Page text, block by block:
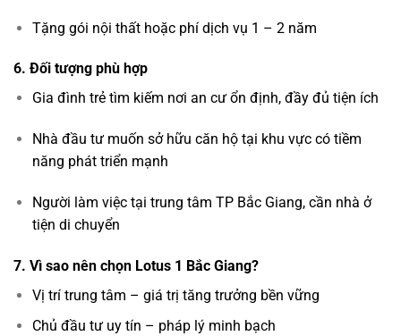
Tặng gói nội thất hoặc phí dịch vụ 1 – 2 năm
6. Đối tượng phù hợp
Gia đình trẻ tìm kiếm nơi an cư ổn định, đầy đủ tiện ích
Nhà đầu tư muốn sở hữu căn hộ tại khu vực có tiềm
năng phát triển mạnh
Người làm việc tại trung tâm TP Bắc Giang, cần nhà ở
tiện di chuyển
7. Vì sao nên chọn Lotus 1 Bắc Giang?
Vị trí trung tâm – giá trị tăng trưởng bền vững
Chủ đầu tư uy tín – pháp lý minh bạch